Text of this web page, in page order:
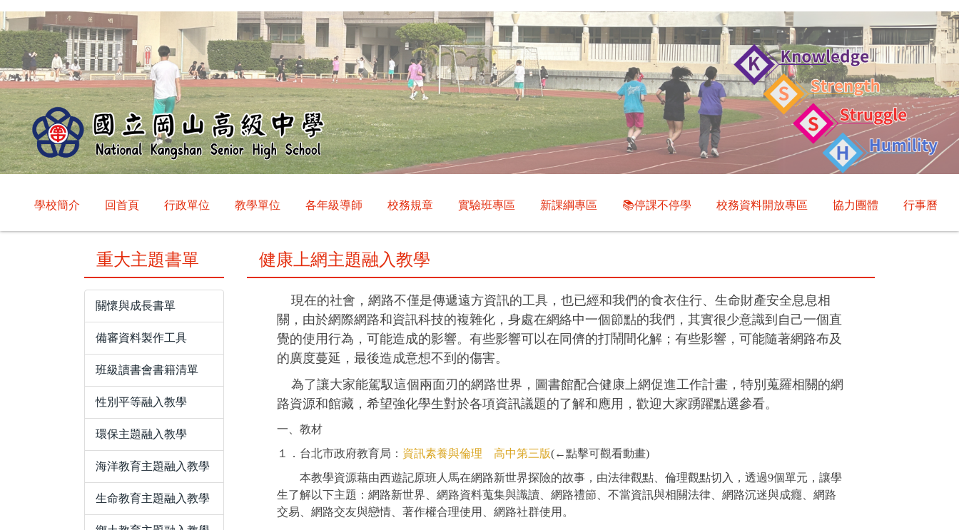
跳
到
主
要
內
容
區
學校簡介 回首頁 行政單位 教學單位 各年級導師 校務規章 實驗班專區 新課綱專區 📚停課不停學 校務資料開放專區 協力團體 行事曆
重大主題書單
關懷與成長書單
備審資料製作工具
班級讀書會書籍清單
性別平等融入教學
環保主題融入教學
海洋教育主題融入教學
生命教育主題融入教學
健康上網主題融入教學
現在的社會，網路不僅是傳遞遠方資訊的工具，也已經和我們的食衣住行、生命財產安全息息相
關，由於網際網路和資訊科技的複雜化，身處在網絡中一個節點的我們，其實很少意識到自己一個直
覺的使用行為，可能造成的影響。有些影響可以在同儕的打鬧間化解；有些影響，可能隨著網路布及
的廣度蔓延，最後造成意想不到的傷害。
為了讓大家能駕馭這個兩面刃的網路世界，圖書館配合健康上網促進工作計畫，特別蒐羅相關的網
路資源和館藏，希望強化學生對於各項資訊議題的了解和應用，歡迎大家踴躍點選參看。
一、教材
１．台北市政府教育局： 資訊素養與倫理 高中第三版(←點擊可觀看動畫)
本教學資源藉由西遊記原班人馬在網路新世界探險的故事，由法律觀點、倫理觀點切入，透過9個單元，讓學
生了解以下主題：網路新世界、網路資料蒐集與識讀、網路禮節、不當資訊與相關法律、網路沉迷與成癮、網路
交易、網路交友與戀情、著作權合理使用、網路社群使用。